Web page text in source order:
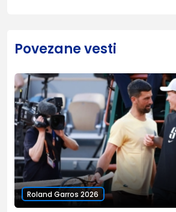
Povezane vesti
Roland Garros 2026